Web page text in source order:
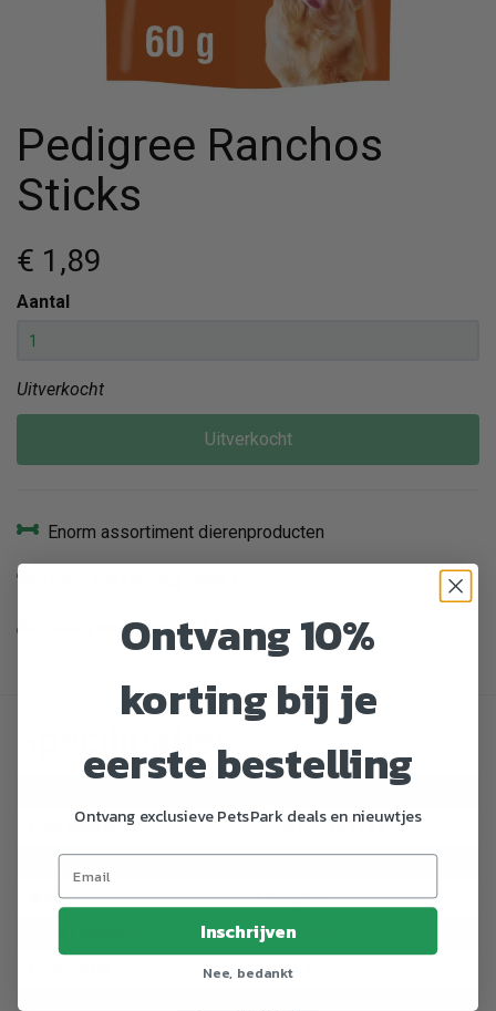
Pedigree Ranchos
Sticks
€ 1 ,89
Aantal
Uitverkocht
Uitverkocht
Enorm assortiment dierenproducten
Veilig en gemakkelijk betalen
Specificaties
EAN nummer
5998749141731
Dier
Hond
Merk
Pedigree
Snoepjes
Snacks
Ontvang 10%
korting bij je
eerste bestelling
Ontvang exclusieve PetsPark deals en nieuwtjes
Inschrijven
Nee, bedankt